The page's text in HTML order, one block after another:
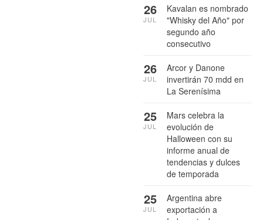
Kavalan es nombrado
"Whisky del Año" por
segundo año
consecutivo
26
JUL
Arcor y Danone
invertirán 70 mdd en
La Serenísima
26
JUL
Mars celebra la
evolución de
Halloween con su
informe anual de
tendencias y dulces
de temporada
25
JUL
Argentina abre
exportación a
25
JUL